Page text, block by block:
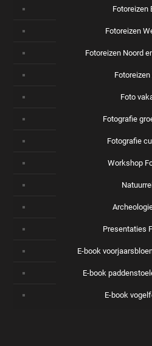
Fotoreizen
Fotoreizen
Fotoreizen Noord
Foto
Fotografie
Fotografie
Workshop
Presentaties
E-book
E-book
E-book